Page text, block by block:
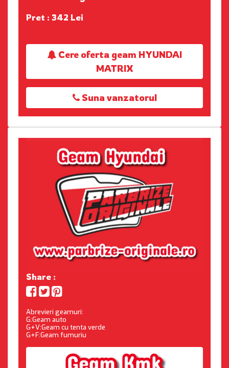
Pret : 342 Lei
Cere oferta geam HYUNDAI
MATRIX
Suna vanzatorul
Share :
Abrevieri geamuri:
G:Geam auto
G+V:Geam cu tenta verde
G+F:Geam fumuriu